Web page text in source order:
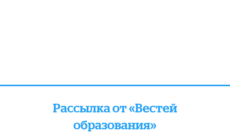
Рассылка от «Вестей
образования»